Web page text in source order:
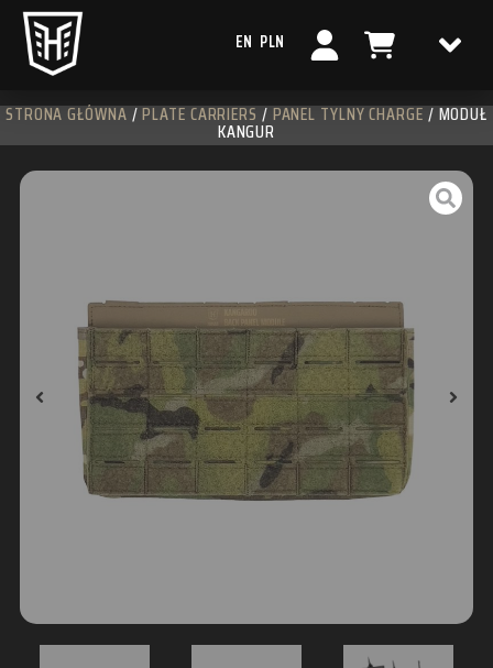
EN PLN
STRONA GŁÓWNA/PLATE CARRIERS/PANEL TYLNY CHARGE/ MODUŁ
KANGUR